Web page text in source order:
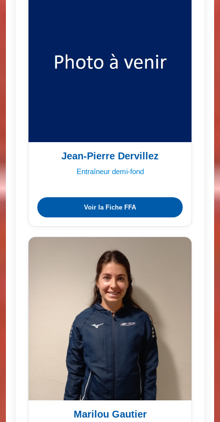
Jean-Pierre Dervillez
Entraîneur demi-fond
Voir la Fiche FFA
Marilou Gautier